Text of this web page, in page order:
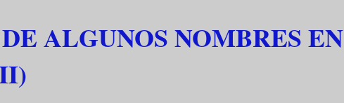
ALGUNOS NOMBRES EN